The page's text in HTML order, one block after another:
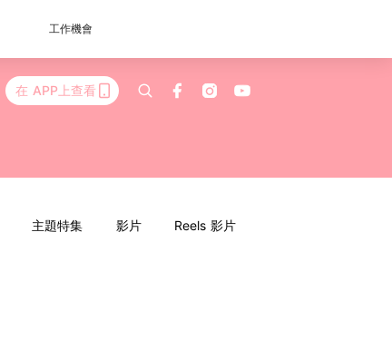
工作機會
在 APP上查看
主題特集 影片 Reels 影片